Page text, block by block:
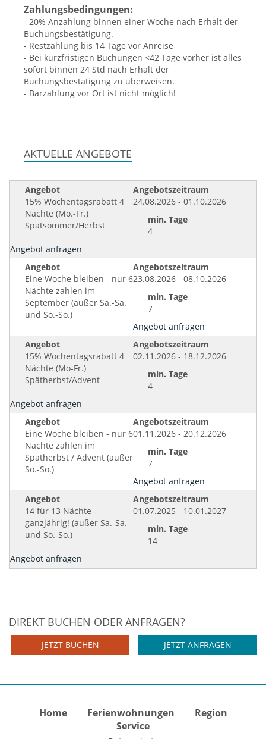
Zahlungsbedingungen:
- 20% Anzahlung binnen einer Woche nach Erhalt der
Buchungsbestätigung.
- Restzahlung bis 14 Tage vor Anreise
- Bei kurzfristigen Buchungen <42 Tage vorher ist alles
sofort binnen 24 Std nach Erhalt der
Buchungsbestätigung zu überweisen.
- Barzahlung vor Ort ist nicht möglich!
AKTUELLE ANGEBOTE
Angebot
15% Wochentagsrabatt 4
Nächte (Mo.-Fr.)
Spätsommer/Herbst
Angebotszeitraum
24.08.2026 - 01.10.2026
min. Tage
4
Angebot anfragen
Angebot
Eine Woche bleiben - nur 6
Nächte zahlen im
September (außer Sa.-Sa.
und So.-So.)
Angebotszeitraum
23.08.2026 - 08.10.2026
min. Tage
7
Angebot anfragen
Angebot
15% Wochentagsrabatt 4
Nächte (Mo-Fr.)
Spätherbst/Advent
Angebotszeitraum
02.11.2026 - 18.12.2026
min. Tage
4
Angebot anfragen
Angebot
Eine Woche bleiben - nur 6
Nächte zahlen im
Spätherbst / Advent (außer
So.-So.)
Angebotszeitraum
01.11.2026 - 20.12.2026
min. Tage
7
Angebot anfragen
Angebot
14 für 13 Nächte -
ganzjährig! (außer Sa.-Sa.
und So.-So.)
Angebotszeitraum
01.07.2025 - 10.01.2027
min. Tage
14
Angebot anfragen
DIREKT BUCHEN ODER ANFRAGEN?
JETZT ANFRAGEN
JETZT BUCHEN
Home Ferienwohnungen
Region
Service